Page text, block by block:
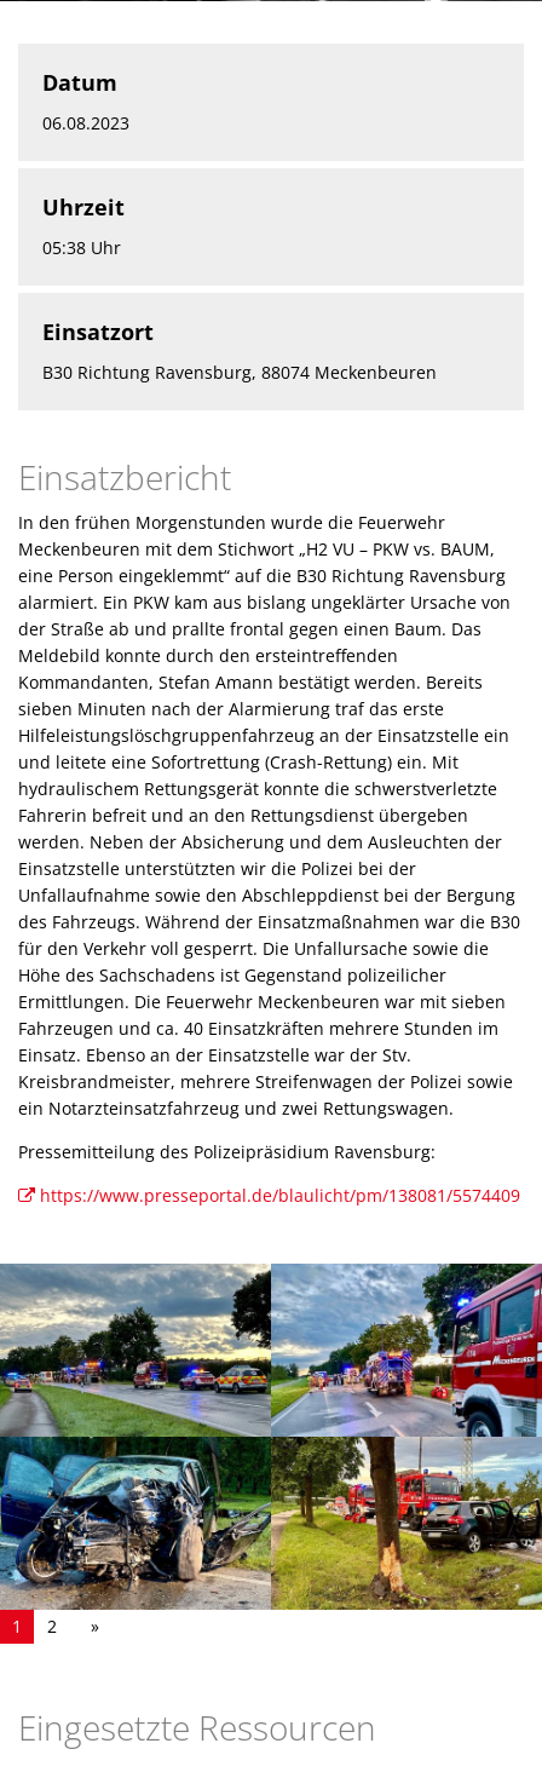
Datum
06.08.2023
Uhrzeit
05:38 Uhr
Einsatzort
B30 Richtung Ravensburg, 88074 Meckenbeuren
Einsatzbericht
In den frühen Morgenstunden wurde die Feuerwehr
Meckenbeuren mit dem Stichwort „H2 VU – PKW vs. BAUM,
eine Person eingeklemmt“ auf die B30 Richtung Ravensburg
alarmiert. Ein PKW kam aus bislang ungeklärter Ursache von
der Straße ab und prallte frontal gegen einen Baum. Das
Meldebild konnte durch den ersteintreffenden
Kommandanten, Stefan Amann bestätigt werden. Bereits
sieben Minuten nach der Alarmierung traf das erste
Hilfeleistungslöschgruppenfahrzeug an der Einsatzstelle ein
und leitete eine Sofortrettung (Crash-Rettung) ein. Mit
hydraulischem Rettungsgerät konnte die schwerstverletzte
Fahrerin befreit und an den Rettungsdienst übergeben
werden. Neben der Absicherung und dem Ausleuchten der
Einsatzstelle unterstützten wir die Polizei bei der
Unfallaufnahme sowie den Abschleppdienst bei der Bergung
des Fahrzeugs. Während der Einsatzmaßnahmen war die B30
für den Verkehr voll gesperrt. Die Unfallursache sowie die
Höhe des Sachschadens ist Gegenstand polizeilicher
Ermittlungen. Die Feuerwehr Meckenbeuren war mit sieben
Fahrzeugen und ca. 40 Einsatzkräften mehrere Stunden im
Einsatz. Ebenso an der Einsatzstelle war der Stv.
Kreisbrandmeister, mehrere Streifenwagen der Polizei sowie
ein Notarzteinsatzfahrzeug und zwei Rettungswagen.
Pressemitteilung des Polizeipräsidium Ravensburg:
https://www.presseportal.de/blaulicht/pm/138081/5574409
1 2
Eingesetzte Ressourcen